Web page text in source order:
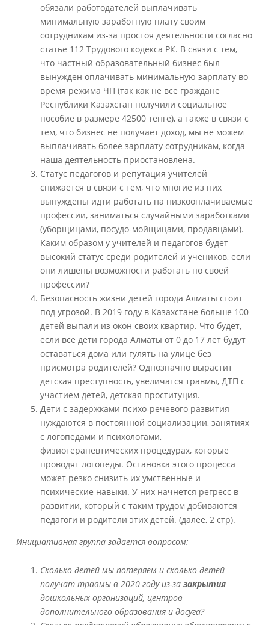
обязали работодателей выплачивать
минимальную заработную плату своим
сотрудникам из-за простоя деятельности согласно
статье 112 Трудового кодекса РК. В связи с тем,
что частный образовательный бизнес был
вынужден оплачивать минимальную зарплату во
время режима ЧП (так как не все граждане
Республики Казахстан получили социальное
пособие в размере 42500 тенге), а также в связи с
тем, что бизнес не получает доход, мы не можем
выплачивать более зарплату сотрудникам, когда
наша деятельность приостановлена.
Статус педагогов и репутация учителей
снижается в связи с тем, что многие из них
вынуждены идти работать на низкооплачиваемые
профессии, заниматься случайными заработками
(уборщицами, посудо-мойщицами, продавцами).
Каким образом у учителей и педагогов будет
высокий статус среди родителей и учеников, если
они лишены возможности работать по своей
профессии?
Безопасность жизни детей города Алматы стоит
под угрозой. В 2019 году в Казахстане больше 100
детей выпали из окон своих квартир. Что будет,
если все дети города Алматы от 0 до 17 лет будут
оставаться дома или гулять на улице без
присмотра родителей? Однозначно вырастит
детская преступность, увеличатся травмы, ДТП с
участием детей, детская проституция.
Дети с задержками психо-речевого развития
нуждаются в постоянной социализации, занятиях
с логопедами и психологами,
физиотерапевтических процедурах, которые
проводят логопеды. Остановка этого процесса
может резко снизить их умственные и
психические навыки. У них начнется регресс в
развитии, который с таким трудом добиваются
педагоги и родители этих детей. (далее, 2 стр).
Инициативная группа задается вопросом:
Сколько детей мы потеряем и сколько детей
получат травмы в 2020 году из-за закрытия
дошкольных организаций, центров
дополнительного образования и досуга?